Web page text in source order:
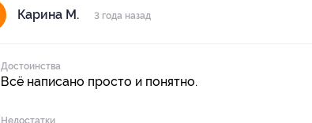
Карина М. 3 года назад
Достоинства
Всё написано просто и понятно.
Недостатки